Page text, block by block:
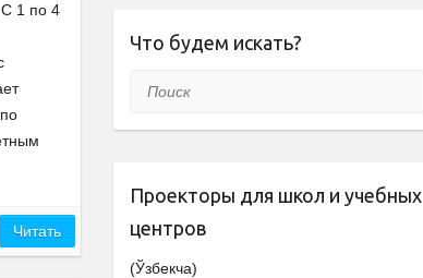
1 по 4
Читать
Что будем искать?
Поиск
Проекторы для школ и учебных
центров
(Ўзбекча)